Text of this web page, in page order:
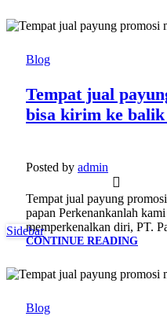
JAN
Blog
Tempat jual
bisa kirim ke balik
Posted by admin
Tempat jual payung
papan Perkenankanlah
memperkenalkan diri, PT.
CONTINUE READING
JAN
Blog
Sidebar